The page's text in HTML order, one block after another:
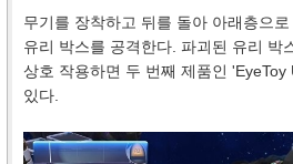
무기를 장착하고 뒤를 돌아 아래층으
유리 박스를 공격한다. 파괴된 유리 박
상호 작용하면 두 번째 제품인 'EyeToy
있다.